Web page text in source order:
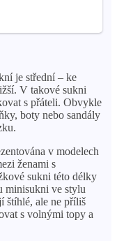
je střední – ke
V takové sukni
s přáteli. Obvykle
boty nebo sandály
v modelech
ženami s
sukni této délky
minisukni ve stylu
štíhlé, ale ne příliš
s volnými topy a